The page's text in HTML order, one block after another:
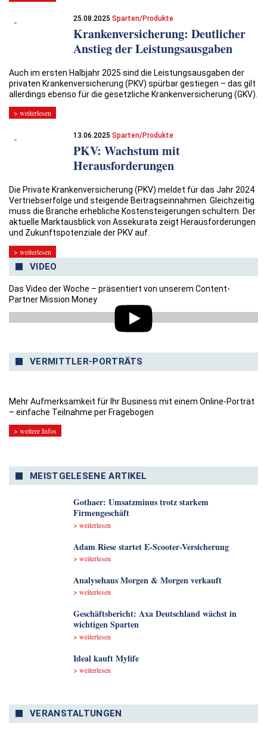
25.08.2025Sparten/Produkte
Krankenversicherung: Deutlicher
Anstieg der Leistungsausgaben
Auch im ersten Halbjahr 2025 sind die Leistungsausgaben der
privaten Krankenversicherung (PKV) spürbar gestiegen – das gilt
allerdings ebenso für die gesetzliche Krankenversicherung (GKV).
> weiterlesen
13.06.2025Sparten/Produkte
PKV: Wachstum mit
Herausforderungen
Die Private Krankenversicherung (PKV) meldet für das Jahr 2024
Vertriebserfolge und steigende Beitragseinnahmen. Gleichzeitig
muss die Branche erhebliche Kostensteigerungen schultern. Der
aktuelle Marktausblick von Assekurata zeigt Herausforderungen
und Zukunftspotenziale der PKV auf.
> weiterlesen
VIDEO
Das Video der Woche – präsentiert von unserem Content-
Partner Mission Money
VERMITTLER-PORTRÄTS
Mehr Aufmerksamkeit für Ihr Business mit einem Online-Porträt
– einfache Teilnahme per Fragebogen
> weitere Infos
MEISTGELESENE ARTIKEL
Gothaer: Umsatzminus trotz starkem
Firmengeschäft
> weiterlesen
Adam Riese startet E-Scooter-Versicherung
> weiterlesen
Analyse­haus Morgen & Morgen verkauft
> weiterlesen
Geschäftsbericht: Axa Deutschland wächst in
wichtigen Sparten
> weiterlesen
Ideal kauft Mylife
> weiterlesen
VERANSTALTUNGEN